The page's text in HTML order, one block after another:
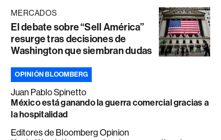
MERCADOS
El debate sobre “Sell América”
resurge tras decisiones de
Washington que siembran dudas
OPINIÓN BLOOMBERG
Juan Pablo Spinetto
México está ganando la guerra comercial gracias a
la hospitalidad
Editores de Bloomberg Opinion